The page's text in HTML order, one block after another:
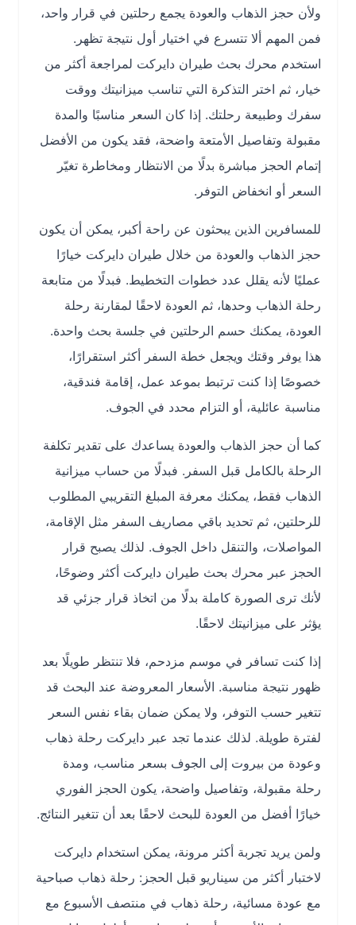
ولأن حجز الذهاب والعودة يجمع رحلتين في قرار واحد،
فمن المهم ألا تتسرع في اختيار أول نتيجة تظهر.
استخدم محرك بحث طيران دايركت لمراجعة أكثر من
خيار، ثم اختر التذكرة التي تناسب ميزانيتك ووقت
سفرك وطبيعة رحلتك. إذا كان السعر مناسبًا والمدة
مقبولة وتفاصيل الأمتعة واضحة، فقد يكون من الأفضل
إتمام الحجز مباشرة بدلًا من الانتظار ومخاطرة تغيّر
السعر أو انخفاض التوفر.
للمسافرين الذين يبحثون عن راحة أكبر، يمكن أن يكون
حجز الذهاب والعودة من خلال طيران دايركت خيارًا
عمليًا لأنه يقلل عدد خطوات التخطيط. فبدلًا من متابعة
رحلة الذهاب وحدها، ثم العودة لاحقًا لمقارنة رحلة
العودة، يمكنك حسم الرحلتين في جلسة بحث واحدة.
هذا يوفر وقتك ويجعل خطة السفر أكثر استقرارًا،
خصوصًا إذا كنت ترتبط بموعد عمل، إقامة فندقية،
مناسبة عائلية، أو التزام محدد في الجوف.
كما أن حجز الذهاب والعودة يساعدك على تقدير تكلفة
الرحلة بالكامل قبل السفر. فبدلًا من حساب ميزانية
الذهاب فقط، يمكنك معرفة المبلغ التقريبي المطلوب
للرحلتين، ثم تحديد باقي مصاريف السفر مثل الإقامة،
المواصلات، والتنقل داخل الجوف. لذلك يصبح قرار
الحجز عبر محرك بحث طيران دايركت أكثر وضوحًا،
لأنك ترى الصورة كاملة بدلًا من اتخاذ قرار جزئي قد
يؤثر على ميزانيتك لاحقًا.
إذا كنت تسافر في موسم مزدحم، فلا تنتظر طويلًا بعد
ظهور نتيجة مناسبة. الأسعار المعروضة عند البحث قد
تتغير حسب التوفر، ولا يمكن ضمان بقاء نفس السعر
لفترة طويلة. لذلك عندما تجد عبر دايركت رحلة ذهاب
وعودة من بيروت إلى الجوف بسعر مناسب، ومدة
رحلة مقبولة، وتفاصيل واضحة، يكون الحجز الفوري
خيارًا أفضل من العودة للبحث لاحقًا بعد أن تتغير النتائج.
ولمن يريد تجربة أكثر مرونة، يمكن استخدام دايركت
لاختبار أكثر من سيناريو قبل الحجز: رحلة ذهاب صباحية
مع عودة مسائية، رحلة ذهاب في منتصف الأسبوع مع